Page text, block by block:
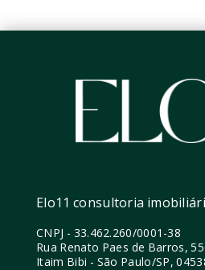
Elo11 consultoria
CNPJ - 33.462.260/0001-38
Rua Renato Paes de Barros,
Itaim Bibi - São Paulo/SP,